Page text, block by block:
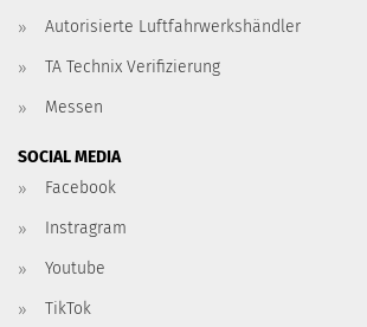
Autorisierte Luftfahrwerkshändler
TA Technix Verifizierung
Messen
SOCIAL MEDIA
Facebook
Instragram
Youtube
TikTok